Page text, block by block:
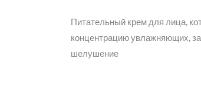
Питательный крем для лица,
концентрацию увлажняющих,
шелушение